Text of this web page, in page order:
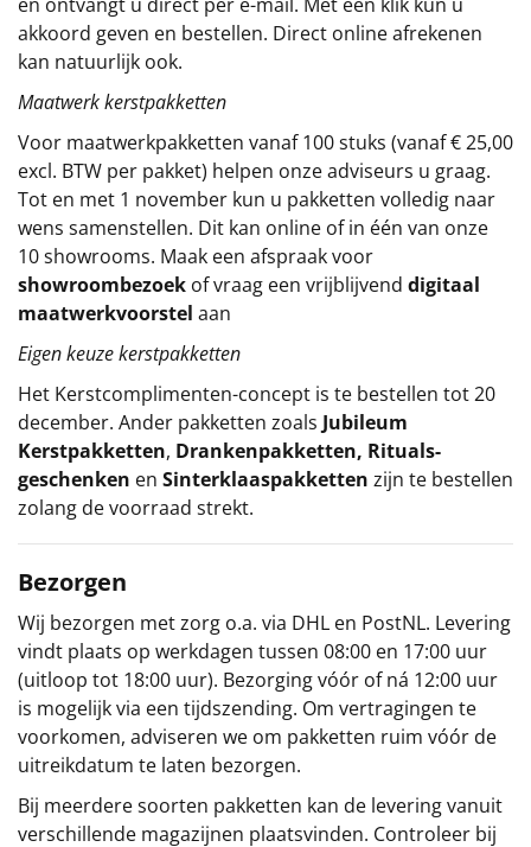
Cadeaubon
Per stuk
Alle overige
akkoord geven en bestellen. Direct online afrekenen
kan natuurlijk ook.
Maatwerk kerstpakketten
Voor maatwerkpakketten vanaf 100 stuks (vanaf € 25,00
excl. BTW per pakket) helpen onze adviseurs u graag.
Tot en met 1 november kun u pakketten volledig naar
wens samenstellen. Dit kan online of in één van onze
10 showrooms. Maak een afspraak voor
showroombezoek of vraag een vrijblijvend digitaal
maatwerkvoorstel aan
Eigen keuze kerstpakketten
Het Kerstcomplimenten-concept is te bestellen tot 20
december. Ander pakketten zoals Jubileum
Kerstpakketten, Drankenpakketten, Rituals-
geschenken en Sinterklaaspakketten zijn te bestellen
zolang de voorraad strekt.
Bezorgen
Wij bezorgen met zorg o.a. via DHL en PostNL. Levering
vindt plaats op werkdagen tussen 08:00 en 17:00 uur
(uitloop tot 18:00 uur). Bezorging vóór of ná 12:00 uur
is mogelijk via een tijdszending. Om vertragingen te
voorkomen, adviseren we om pakketten ruim vóór de
uitreikdatum te laten bezorgen.
Bij meerdere soorten pakketten kan de levering vanuit
verschillende magazijnen plaatsvinden. Controleer bij